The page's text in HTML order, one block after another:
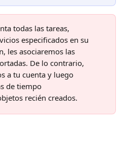
todas las tareas,
especificados en su
les asociaremos las
De lo contrario,
a tu cuenta y luego
de tiempo
recién creados.